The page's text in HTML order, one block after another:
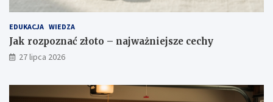
EDUKACJA WIEDZA
Jak rozpoznać złoto – najważniejsze cechy
27 lipca 2026